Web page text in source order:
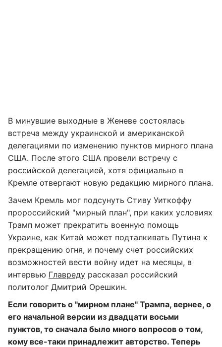
В минувшие выходные в Женеве состоялась
встреча между украинской и американской
делегациями по изменению пунктов мирного плана
США. После этого США провели встречу с
российской делегацией, хотя официально в
Кремле отвергают новую редакцию мирного плана.
Зачем Кремль мог подсунуть Стиву Уиткоффу
пророссийский "мирный план", при каких условиях
Трамп может прекратить военную помощь
Украине, как Китай может подталкивать Путина к
прекращению огня, и почему счет российских
возможностей вести войну идет на месяцы, в
интервью Главреду рассказал российский
политолог Дмитрий Орешкин.
Если говорить о "мирном плане" Трампа, вернее, о
его начальной версии из двадцати восьми
пунктов, то сначала было много вопросов о том,
кому все-таки принадлежит авторство. Теперь